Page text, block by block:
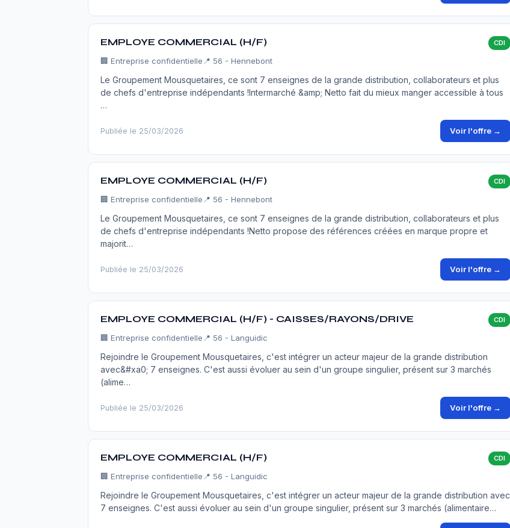
EMPLOYE COMMERCIAL (H/F) CDI
🏢 Entreprise confidentielle 📍 56 - Hennebont
Le Groupement Mousquetaires, ce sont 7 enseignes de la grande distribution, collaborateurs et plus
de chefs d'entreprise indépendants !Intermarché &amp; Netto fait du mieux manger accessible à tous
…
Publiée le 25/03/2026 Voir l'offre →
EMPLOYE COMMERCIAL (H/F) CDI
🏢 Entreprise confidentielle 📍 56 - Hennebont
Le Groupement Mousquetaires, ce sont 7 enseignes de la grande distribution, collaborateurs et plus
de chefs d'entreprise indépendants !Netto propose des références créées en marque propre et
majorit…
Publiée le 25/03/2026 Voir l'offre →
EMPLOYE COMMERCIAL (H/F) - CAISSES/RAYONS/DRIVE CDI
🏢 Entreprise confidentielle 📍 56 - Languidic
Rejoindre le Groupement Mousquetaires, c'est intégrer un acteur majeur de la grande distribution
avec&#xa0; 7 enseignes. C'est aussi évoluer au sein d'un groupe singulier, présent sur 3 marchés
(alime…
Publiée le 25/03/2026 Voir l'offre →
EMPLOYE COMMERCIAL (H/F) CDI
🏢 Entreprise confidentielle 📍 56 - Languidic
Rejoindre le Groupement Mousquetaires, c'est intégrer un acteur majeur de la grande distribution avec
7 enseignes. C'est aussi évoluer au sein d'un groupe singulier, présent sur 3 marchés (alimentaire…